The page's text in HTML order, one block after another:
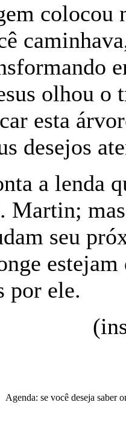
colocou
olhou o
esta
desejos
a lenda
Martin;
seu
por ele.
Agenda: se você deseja saber